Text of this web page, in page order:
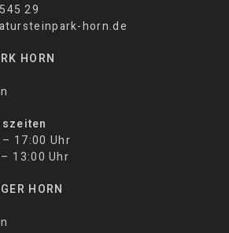
29
horn.de
HORN
17:00 Uhr
Uhr
HORN